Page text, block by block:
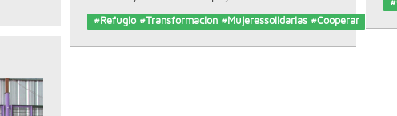
#Refugio #Transformacion #Mujeressolidarias #Cooperar